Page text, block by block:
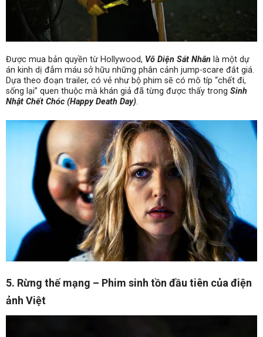
Được mua bản quyền từ Hollywood, Vô Diện Sát Nhân là một dự
án kinh dị đẫm máu sở hữu những phân cảnh jump-scare đắt giá.
Dựa theo đoạn trailer, có vẻ như bộ phim sẽ có mô típ “chết đi,
sống lại” quen thuộc mà khán giả đã từng được thấy trong Sinh
Nhật Chết Chóc (Happy Death Day).
5. Rừng thế mạng – Phim sinh tồn đầu tiên của điện
ảnh Việt